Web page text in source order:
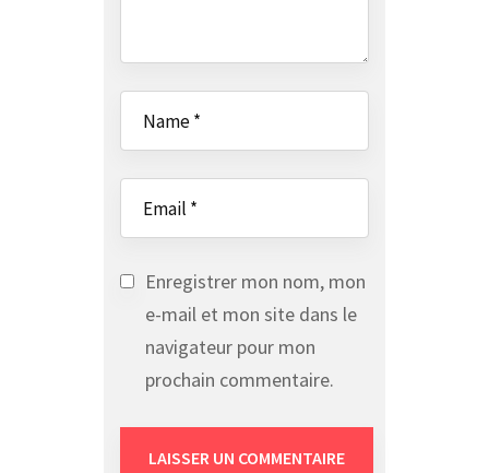
Enregistrer mon nom, mon
e-mail et mon site dans le
navigateur pour mon
prochain commentaire.